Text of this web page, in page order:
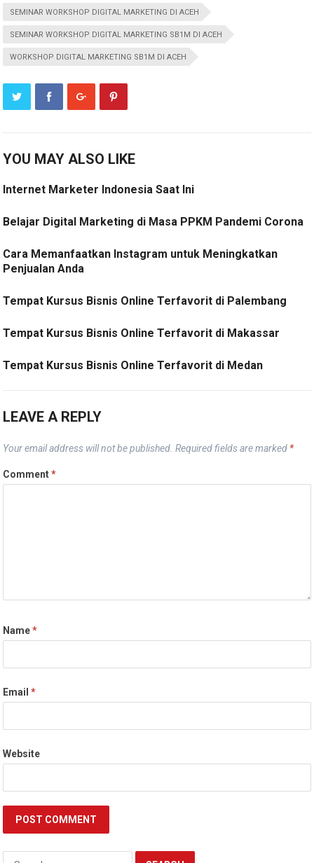
SEMINAR WORKSHOP DIGITAL MARKETING DI ACEH
SEMINAR WORKSHOP DIGITAL MARKETING SB1M DI ACEH
WORKSHOP DIGITAL MARKETING SB1M DI ACEH
YOU MAY ALSO LIKE
Internet Marketer Indonesia Saat Ini
Belajar Digital Marketing di Masa PPKM Pandemi Corona
Cara Memanfaatkan Instagram untuk Meningkatkan
Penjualan Anda
Tempat Kursus Bisnis Online Terfavorit di Palembang
Tempat Kursus Bisnis Online Terfavorit di Makassar
Tempat Kursus Bisnis Online Terfavorit di Medan
LEAVE A REPLY
Your email address will not be published. Required fields are marked *
Comment*
Name*
Email*
Website